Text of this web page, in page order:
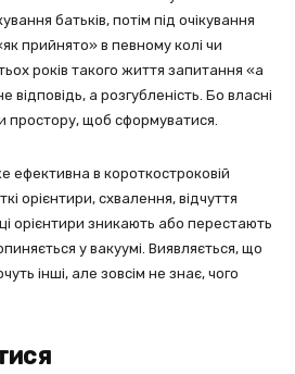
батьків, потім під очікування
прийнято» в певному колі чи
років такого життя запитання «а
відповідь, а розгубленість. Бо власні
простору, щоб сформуватися.
ефективна в короткостроковій
орієнтири, схвалення, відчуття
орієнтири зникають або перестають
у вакуумі. Виявляється, що
інші, але зовсім не знає, чого